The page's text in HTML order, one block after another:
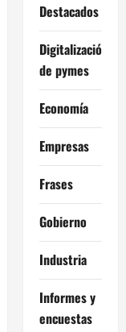
Destacados
Digitalización
de pymes
Economía
Empresas
Frases
Gobierno
Industria
Informes y
encuestas